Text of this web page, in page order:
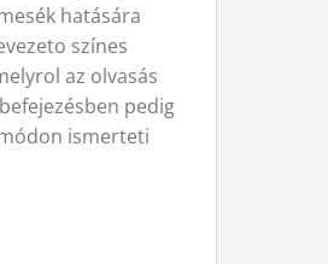
hatására
színes
az olvasás
pedig
ismerteti